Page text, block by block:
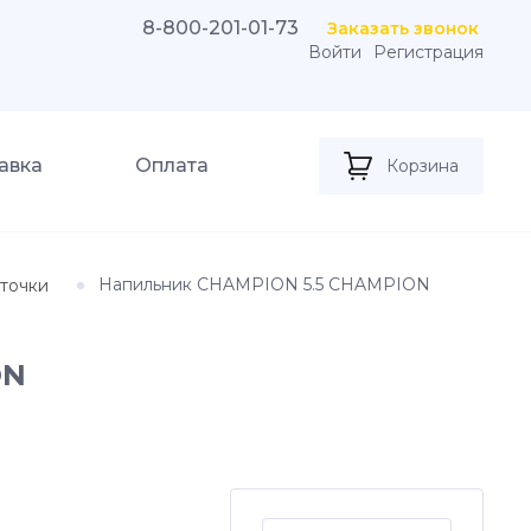
8-800-201-01-73
Заказать звонок
Войти
Регистрация
Оплата Корзина
Напильник CHAMPION 5.5 CHAMPION